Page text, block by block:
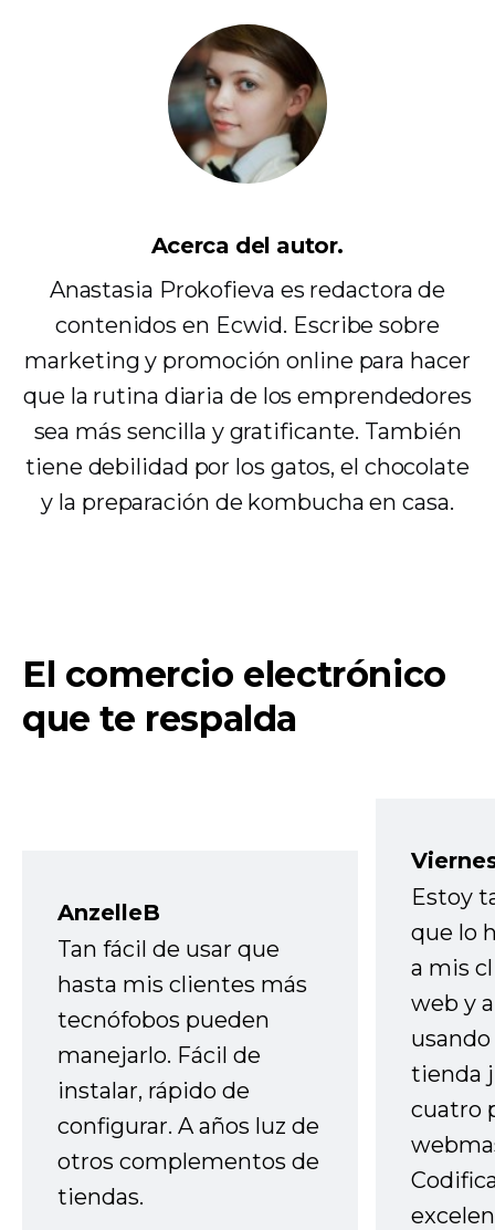
Acerca del autor.
Anastasia Prokofieva es redactora de
contenidos en Ecwid. Escribe sobre
marketing y promoción online para hacer
que la rutina diaria de los emprendedores
sea más sencilla y gratificante. También
tiene debilidad por los gatos, el chocolate
y la preparación de kombucha en casa.
El comercio electrónico
que te respalda
AnzelleB
Tan fácil de usar que
hasta mis clientes más
tecnófobos pueden
manejarlo. Fácil de
instalar, rápido de
configurar. A años luz de
otros complementos de
tiendas.
Estoy
que lo
a mis
web y
tienda
cuatro